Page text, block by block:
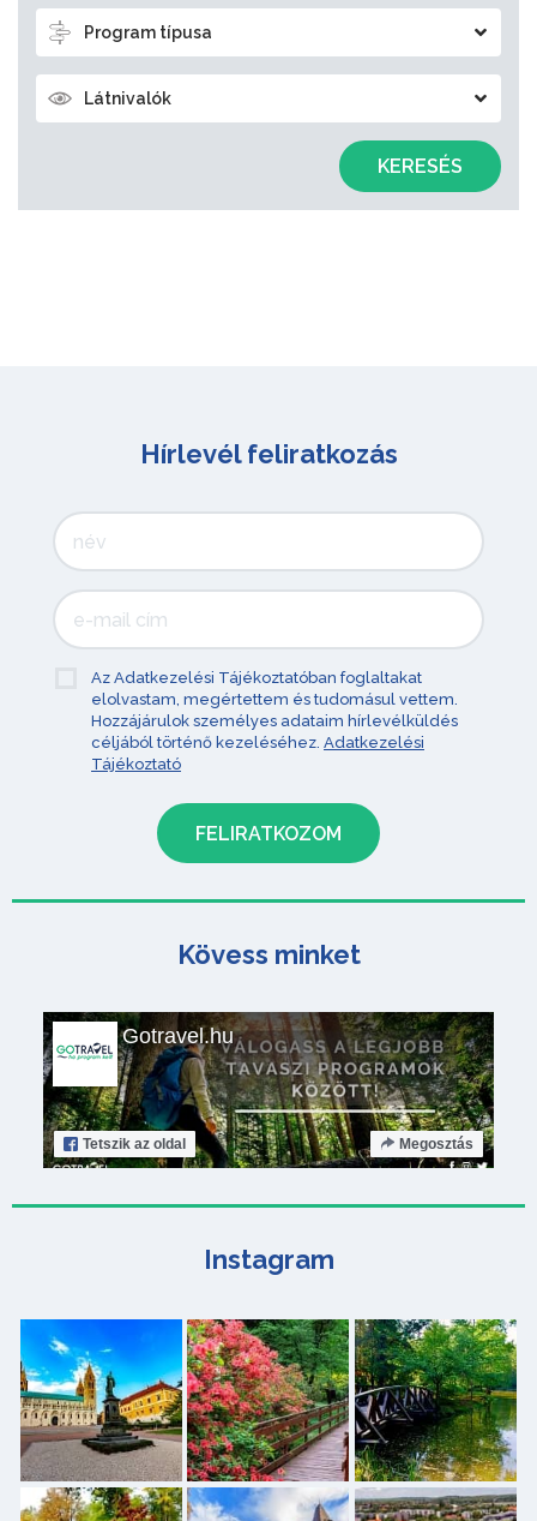
Program típusa
Látnivalók
KERESÉS
Hírlevél feliratkozás
Az Adatkezelési Tájékoztatóban foglaltakat
elolvastam, megértettem és tudomásul vettem.
Hozzájárulok személyes adataim hírlevélküldés
céljából történő kezeléséhez. Adatkezelési
Tájékoztató
Kövess minket
Gotravel.hu
Tetszik az oldal Megosztás
Instagram